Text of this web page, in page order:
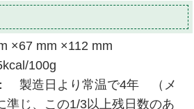
mm ×112 mm
100g
製造日より常温で4年 （メ
準じ、この1/3以上残日数のあ